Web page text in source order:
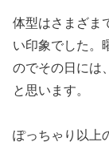
体型はさまざま
い印象でした。
のでその日には
と思います。
ぽっちゃり以上